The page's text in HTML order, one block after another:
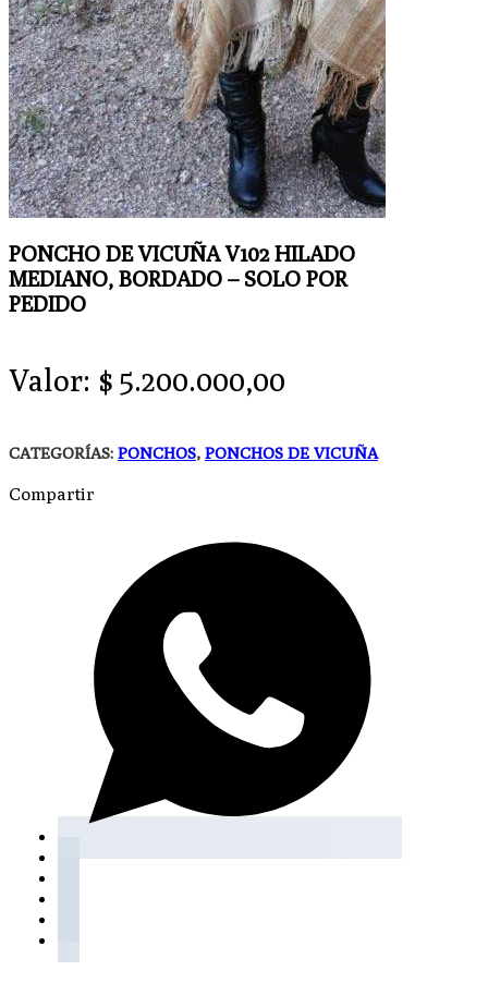
PONCHO DE VICUÑA V102 HILADO
MEDIANO, BORDADO – SOLO POR
PEDIDO
Valor: $ 5.200.000,00
CATEGORÍAS: PONCHOS, PONCHOS DE VICUÑA
Compartir